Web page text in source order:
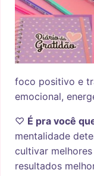
foco positivo e
emocional,
♡ É pra você
mentalidade
cultivar
resultados